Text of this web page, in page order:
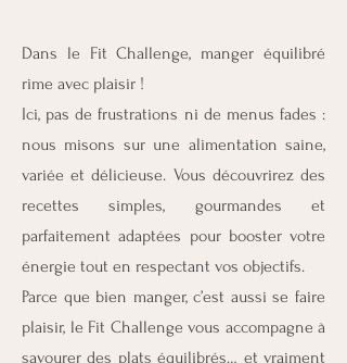
Dans le Fit Challenge, manger équilibré
rime avec plaisir !
Ici, pas de frustrations ni de menus fades :
nous misons sur une alimentation saine,
variée et délicieuse. Vous découvrirez des
recettes simples, gourmandes et
parfaitement adaptées pour booster votre
énergie tout en respectant vos objectifs.
Parce que bien manger, c’est aussi se faire
plaisir, le Fit Challenge vous accompagne à
savourer des plats équilibrés… et vraiment